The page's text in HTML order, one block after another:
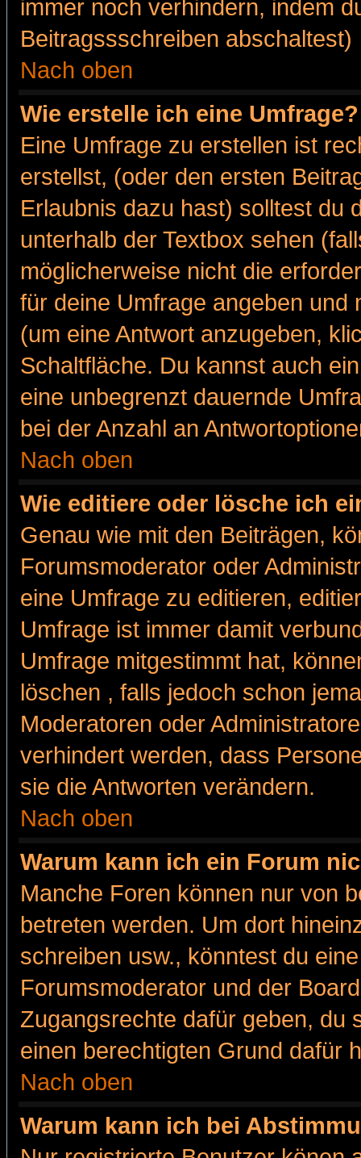
immer noch verhindern, indem
Beitragssschreiben abschaltest)
Nach oben
Wie erstelle ich eine Umfrage?
Eine Umfrage zu erstellen ist
erstellst, (oder den ersten
Erlaubnis dazu hast) solltest du
unterhalb der Textbox sehen
möglicherweise nicht die
für deine Umfrage angeben und
(um eine Antwort anzugeben,
Schaltfläche. Du kannst auch
eine unbegrenzt dauernde
bei der Anzahl an
Nach oben
Wie editiere oder lösche ich
Genau wie mit den Beiträgen,
Forumsmoderator oder
eine Umfrage zu editieren,
Umfrage ist immer damit
Umfrage mitgestimmt hat,
löschen , falls jedoch schon
Moderatoren oder
verhindert werden, dass
sie die Antworten verändern.
Nach oben
Warum kann ich ein Forum
Manche Foren können nur von
betreten werden. Um dort
schreiben usw., könntest du
Forumsmoderator und der
Zugangsrechte dafür geben, du
einen berechtigten Grund dafür
Nach oben
Warum kann ich bei